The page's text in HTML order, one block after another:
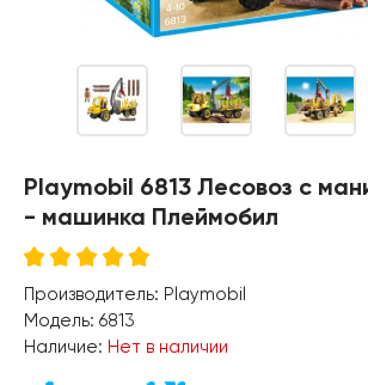
Playmobil 6813 Лесовоз с
- машинка Плеймобил
Производитель: Playmobil
Модель: 6813
Наличие: Нет в наличии